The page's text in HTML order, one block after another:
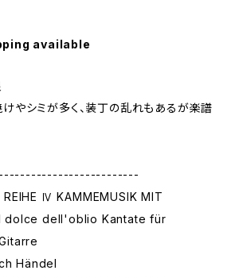
available
やシミが多く、装丁の乱れもあるが楽譜
Ⅳ KAMMEMUSIK MIT
dolce dell'oblio Kantate für
Händel